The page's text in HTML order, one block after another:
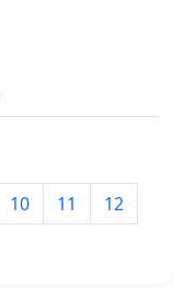
10 11
12